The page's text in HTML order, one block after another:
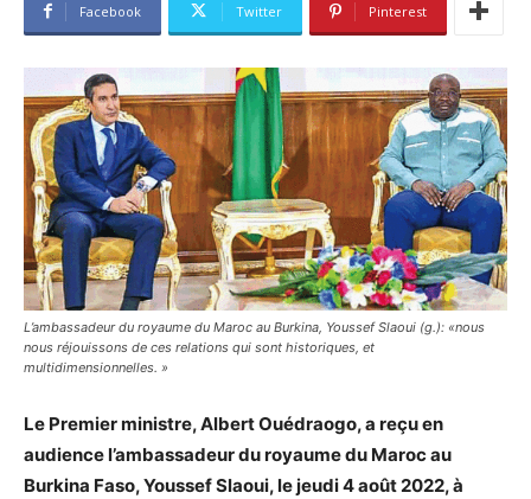
Facebook Twitter Pinterest
L’ambassadeur du royaume du Maroc au Burkina, Youssef Slaoui (g.): «nous
nous réjouissons de ces relations qui sont historiques, et
multidimensionnelles. »
Le Premier ministre, Albert Ouédraogo, a reçu en
audience l’ambassadeur du royaume du Maroc au
Burkina Faso, Youssef Slaoui, le jeudi 4 août 2022, à